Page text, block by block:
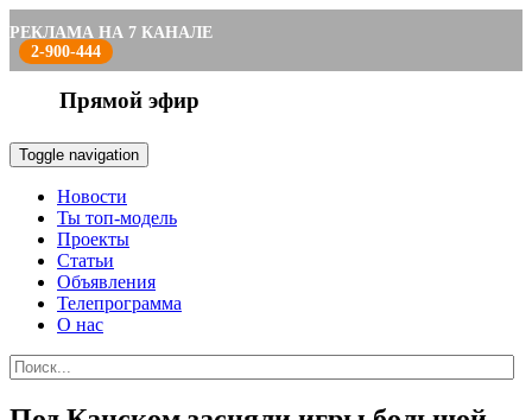
РЕКЛАМА НА 7 КАНАЛЕ
2-900-444
Прямой эфир
Toggle navigation
Новости
Ты топ-модель
Проекты
Статьи
Объявления
Телепрограмма
О нас